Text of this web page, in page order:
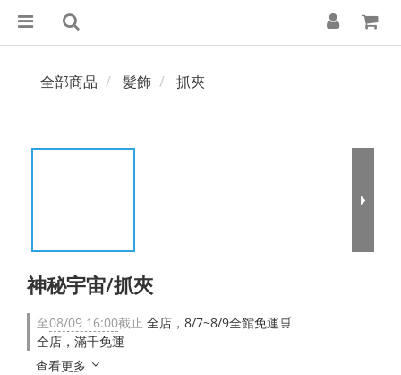
全部商品 髮飾 抓夾
神秘宇宙/抓夾
至08/09 16:00截止 全店，8/7~8/9全館免運🛒
全店，滿千免運
查看更多